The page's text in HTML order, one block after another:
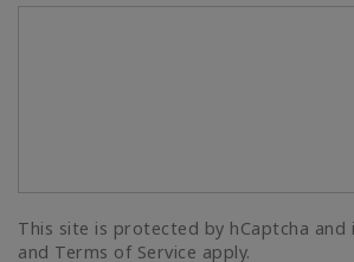
This site is protected by hCaptcha and
and Terms of Service apply.